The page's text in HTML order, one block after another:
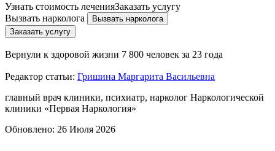
Узнать стоимость леченияЗаказать услугу
Вызвать нарколога
Вызвать нарколога
Заказать услугу
Вернули к здоровой жизни 7 800 человек за 23 года
Редактор статьи: Гришина Маргарита Васильевна
главный врач клиники, психиатр, нарколог Наркологической
клиники «Первая Наркология»
Обновлено: 26 Июля 2026